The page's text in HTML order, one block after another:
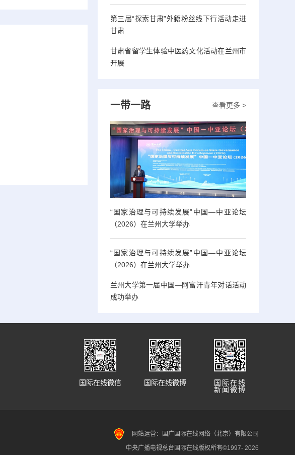
第三届“探索甘肃”外籍粉丝线下行活动走进
甘肃
甘肃省留学生体验中医药文化活动在兰州市
开展
查看更多 >
一带一路
“国家治理与可持续发展”中国—中亚论坛
（2026）在兰州大学举办
“国家治理与可持续发展”中国—中亚论坛
（2026）在兰州大学举办
兰州大学第一届中国—阿富汗青年对话活动
成功举办
国际在线
新闻微博
国际在线微博
国际在线微信
网站运营：国广国际在线网络（北京）有限公司
中央广播电视总台国际在线版权所有©1997- 2026